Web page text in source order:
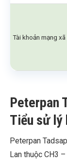
Tài khoản mạng
Peterpan
Tiểu sử
Peterpan
Lan thuộc CH3